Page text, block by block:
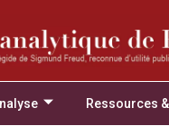
Ressources